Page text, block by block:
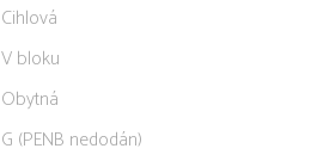
Cihlová
V bloku
Obytná
G (PENB nedodán)